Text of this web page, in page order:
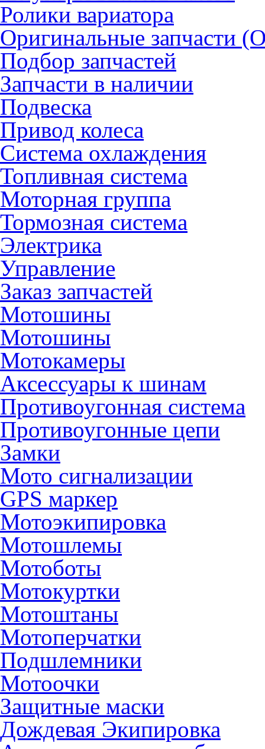
Ролики вариатора
Оригинальные запчасти
Подбор запчастей
Запчасти в наличии
Подвеска
Привод колеса
Система охлаждения
Топливная система
Моторная группа
Тормозная система
Электрика
Управление
Заказ запчастей
Мотошины
Мотошины
Мотокамеры
Аксессуары к шинам
Противоугонная система
Противоугонные цепи
Замки
Мото сигнализации
GPS маркер
Мотоэкипировка
Мотошлемы
Мотоботы
Мотокуртки
Мотоштаны
Мотоперчатки
Подшлемники
Мотоочки
Защитные маски
Дождевая Экипировка